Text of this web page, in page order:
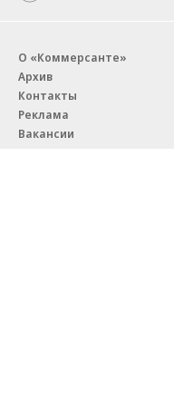
О «Коммерсанте»
Архив
Контакты
Реклама
Вакансии